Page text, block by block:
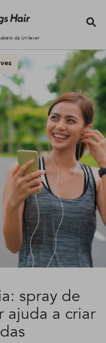
da Unilever
spray de
ajuda a criar